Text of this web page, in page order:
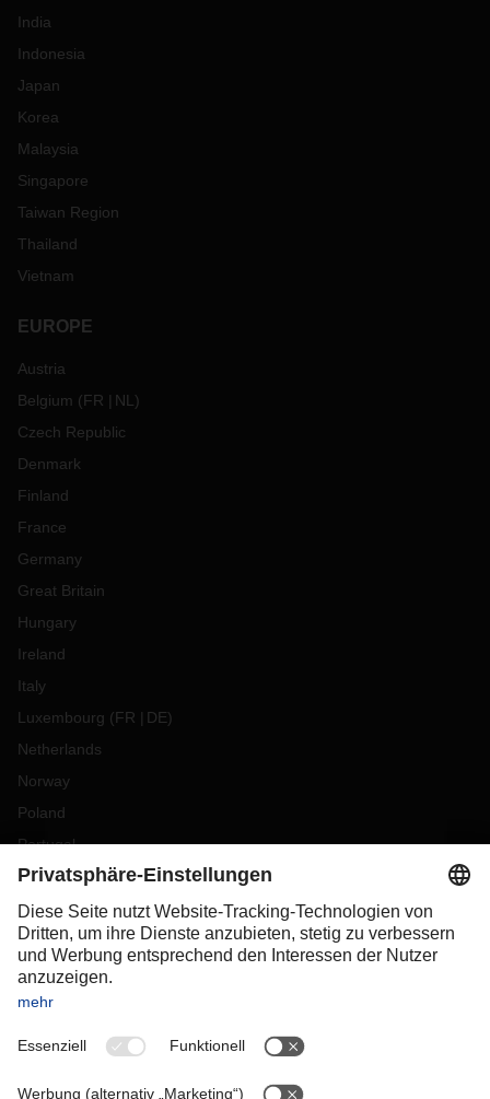
India
Indonesia
Japan
Korea
Malaysia
Singapore
Taiwan Region
Thailand
Vietnam
EUROPE
Austria
Belgium (FR NL )
Czech Republic
Denmark
Finland
France
Germany
Great Britain
Hungary
Ireland
Italy
Luxembourg (FR DE)
Netherlands
Norway
Poland
Portugal
Romania
Slovakia
Spain
Sweden
Switzerland
OCEANIA